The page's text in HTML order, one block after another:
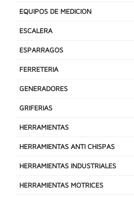
EQUIPOS DE MEDICION
ESCALERA
ESPARRAGOS
FERRETERIA
GENERADORES
GRIFERIAS
HERRAMIENTAS
HERRAMIENTAS ANTI CHISPAS
HERRAMIENTAS INDUSTRIALES
HERRAMIENTAS MOTRICES